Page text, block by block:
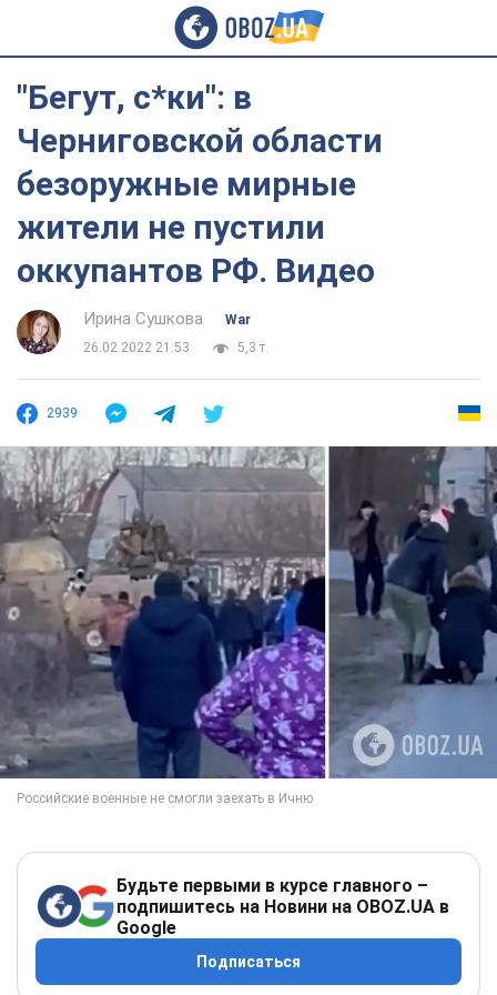
"Бегут, с*ки": в
Черниговской области
безоружные мирные
жители не пустили
оккупантов РФ. Видео
Ирина Сушкова
War
26.02.2022 21:53
5,3 т.
2939
Будьте первыми в курсе главного –
подпишитесь на Новини на OBOZ.UA в
Google
Подписаться